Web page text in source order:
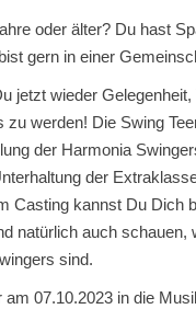
oder älter? Du hast
gern in einer
jetzt wieder Gelegenheit,
zu werden! Die Swing
der Harmonia
der
Casting kannst Du Dich
natürlich auch schauen,
sind.
am 07.10.2023 in die